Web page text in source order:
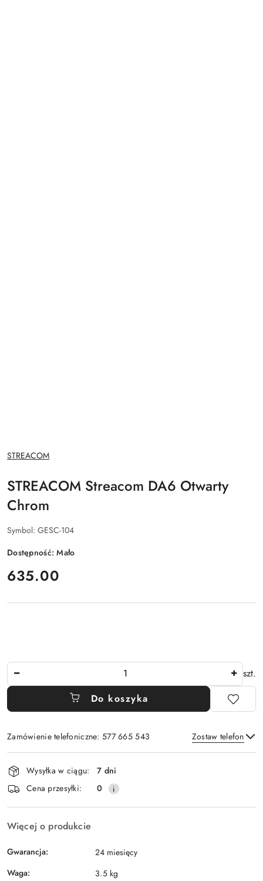
NAZWA
PRODUCENTA:
STREACOM
STREACOM Streacom DA6 Otwarty
Chrom
Symbol: GESC-104
Dostępność:Mało
cena:
635.00
szt.
Do koszyka
Zamówienie telefoniczne: 577 665 543 Zostaw telefon
Wyślij
Dostępność
i
dostawa
Wysyłka w ciągu:
7 dni
Cena przesyłki:
0
Więcej o produkcie
Gwarancja:
24 miesięcy
Waga:
3.5 kg